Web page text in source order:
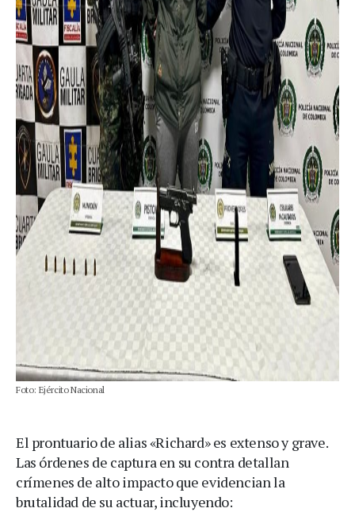
Foto: Ejército Nacional
El prontuario de alias «Richard» es extenso y grave.
Las órdenes de captura en su contra detallan
crímenes de alto impacto que evidencian la
brutalidad de su actuar, incluyendo: